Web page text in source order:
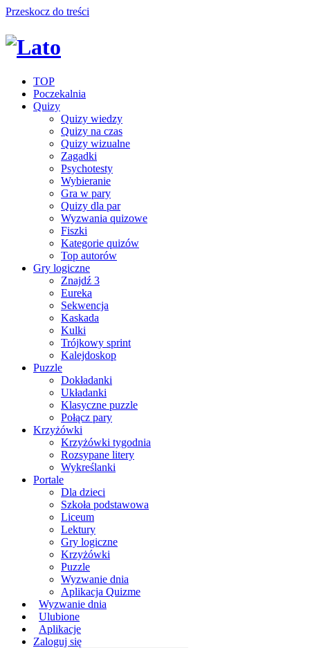
Przeskocz do treści
TOP
Poczekalnia
Quizy
Quizy wiedzy
Quizy na czas
Quizy wizualne
Zagadki
Psychotesty
Wybieranie
Gra w pary
Quizy dla par
Wyzwania quizowe
Fiszki
Kategorie quizów
Top autorów
Gry logiczne
Znajdź 3
Eureka
Sekwencja
Kaskada
Kulki
Trójkowy sprint
Kalejdoskop
Puzzle
Dokładanki
Układanki
Klasyczne puzzle
Połącz pary
Krzyżówki
Krzyżówki tygodnia
Rozsypane litery
Wykreślanki
Portale
Dla dzieci
Szkoła podstawowa
Liceum
Lektury
Gry logiczne
Krzyżówki
Puzzle
Wyzwanie dnia
Aplikacja Quizme
Wyzwanie dnia
Ulubione
Aplikacje
Zaloguj się